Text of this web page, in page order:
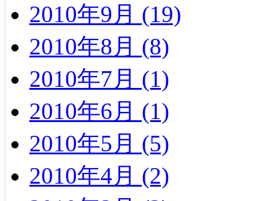
2010年9月 (19)
2010年8月 (8)
2010年7月 (1)
2010年6月 (1)
2010年5月 (5)
2010年4月 (2)